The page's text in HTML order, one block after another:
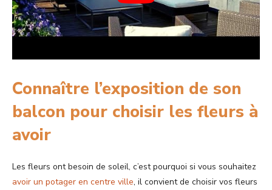
Connaître l’exposition de son
balcon pour choisir les fleurs à
avoir
Les fleurs ont besoin de soleil, c’est pourquoi si vous souhaitez
avoir un potager en centre ville, il convient de choisir vos fleurs